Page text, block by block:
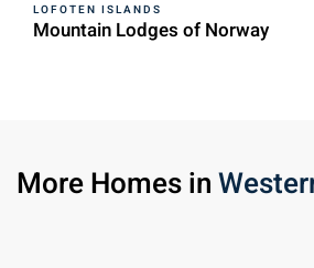
LOFOTEN ISLANDS
Mountain Lodges of Norway
More Homes in